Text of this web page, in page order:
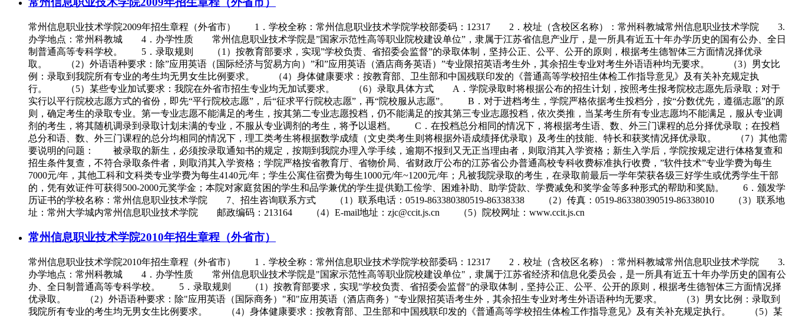
常州信息职业技术学院2009年招生章程（外省市） 1．学校全称：常州信息职业技术学院学校部委码：12317 2．校址（含校区名称）：常州科教城常州信息职业技术学院 3.
办学地点：常州科教城 4．办学性质 常州信息职业技术学院是”国家示范性高等职业院校建设单位”，隶属于江苏省信息产业厅，是一所具有近五十年办学历史的国有公办、全日
制普通高等专科学校。 5．录取规则 （1）按教育部要求，实现”学校负责、省招委会监督”的录取体制，坚持公正、公平、公开的原则，根据考生德智体三方面情况择优录
取。 （2）外语语种要求：除”应用英语（国际经济与贸易方向）”和”应用英语（酒店商务英语）”专业限招英语考生外，其余招生专业对考生外语语种均无要求。 （3）男女比
例：录取到我院所有专业的考生均无男女生比例要求。 （4）身体健康要求：按教育部、卫生部和中国残联印发的《普通高等学校招生体检工作指导意见》及有关补充规定执
行。 （5）某些专业加试要求：我院在外省市招生专业均无加试要求。 （6）录取具体方式 A．学院录取时将根据公布的招生计划，按照考生报考院校志愿先后录取；对于
实行以平行院校志愿方式的省份，即先“平行院校志愿”，后“征求平行院校志愿”，再“院校服从志愿”。 B．对于进档考生，学院严格依据考生投档分，按“分数优先，遵循志愿”的原
则，确定考生的录取专业。第一专业志愿不能满足的考生，按其第二专业志愿投档，仍不能满足的按其第三专业志愿投档，依次类推，当某考生所有专业志愿均不能满足，服从专业调
剂的考生，将其随机调录到录取计划未满的专业，不服从专业调剂的考生，将予以退档。 C．在投档总分相同的情况下，将根据考生语、数、外三门课程的总分择优录取；在投档
总分和语、数、外三门课程的总分均相同的情况下，理工类考生将根据数学成绩（文史类考生则将根据外语成绩择优录取）及考生的技能、特长和获奖情况择优录取。 （7）其他需
要说明的问题： 被录取的新生，必须按录取通知书的规定，按期到我院办理入学手续，逾期不报到又无正当理由者，则取消其入学资格；新生入学后，学院按规定进行体格复查和
招生条件复查，不符合录取条件者，则取消其入学资格；学院严格按省教育厅、省物价局、省财政厅公布的江苏省公办普通高校专科收费标准执行收费，”软件技术”专业学费为每生
7000元/年，其他工科和文科类专业学费为每生4140元/年；学生公寓住宿费为每生1000元/年~1200元/年；凡被我院录取的考生，在录取前最后一学年荣获各级三好学生或优秀学生干部
的，凭有效证件可获得500-2000元奖学金；本院对家庭贫困的学生和品学兼优的学生提供勤工俭学、困难补助、助学贷款、学费减免和奖学金等多种形式的帮助和奖励。 6．颁发学
历证书的学校名称：常州信息职业技术学院 7、招生咨询联系方式 （1）联系电话：0519-863380380519-86338338 （2）传真：0519-863380390519-86338010 （3）联系地
址：常州大学城内常州信息职业技术学院 邮政编码：213164 （4）E-mail地址：zjc@ccit.js.cn （5）院校网址：www.ccit.js.cn
常州信息职业技术学院2010年招生章程（外省市）
常州信息职业技术学院2010年招生章程（外省市） 1．学校全称：常州信息职业技术学院学校部委码：12317 2．校址（含校区名称）：常州科教城常州信息职业技术学院 3.
办学地点：常州科教城 4．办学性质 常州信息职业技术学院是"国家示范性高等职业院校建设单位"，隶属于江苏省经济和信息化委员会，是一所具有近五十年办学历史的国有公
办、全日制普通高等专科学校。 5．录取规则 （1）按教育部要求，实现"学校负责、省招委会监督"的录取体制，坚持公正、公平、公开的原则，根据考生德智体三方面情况择
优录取。 （2）外语语种要求：除"应用英语（国际商务）"和"应用英语（酒店商务）"专业限招英语考生外，其余招生专业对考生外语语种均无要求。 （3）男女比例：录取到
我院所有专业的考生均无男女生比例要求。 （4）身体健康要求：按教育部、卫生部和中国残联印发的《普通高等学校招生体检工作指导意见》及有关补充规定执行。 （5）某